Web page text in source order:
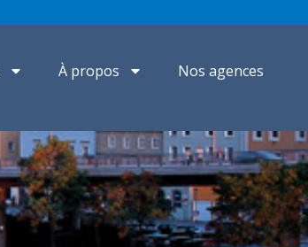
À propos Nos agences